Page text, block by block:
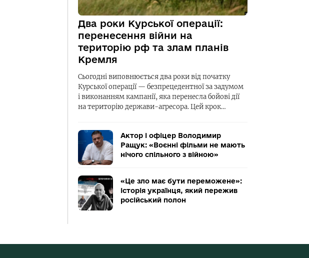
Два роки Курської операції:
перенесення війни на
територію рф та злам планів
Кремля
Сьогодні виповнюється два роки від початку
Курської операції — безпрецедентної за задумом
і виконанням кампанії, яка перенесла бойові дії
на територію держави-агресора. Цей крок…
Актор і офіцер Володимир
Ращук: «Воєнні фільми не мають
нічого спільного з війною»
«Це зло має бути переможене»:
історія українця, який пережив
російський полон